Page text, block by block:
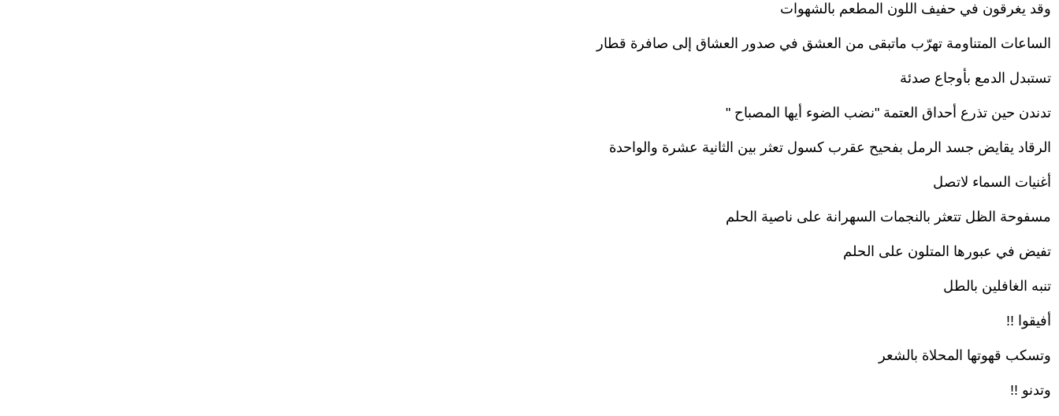
وقد يغرقون في حفيف اللون المطعم بالشهوات
الساعات المتناومة تهرّب ماتبقى من العشق في صدور العشاق إلى صافرة قطار
تستبدل الدمع بأوجاع صدئة
تدندن حين تذرع أحداق العتمة "نضب الضوء أيها المصباح "
الرقاد يقايض جسد الرمل بفحيح عقرب كسول تعثر بين الثانية عشرة والواحدة
أغنيات السماء لاتصل
مسفوحة الظل تتعثر بالنجمات السهرانة على ناصية الحلم
تفيض في عبورها المتلون على الحلم
تنبه الغافلين بالطل
أفيقوا !!
وتسكب قهوتها المحلاة بالشعر
وتدنو !!